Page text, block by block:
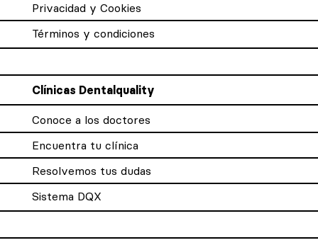
Privacidad y Cookies
Términos y condiciones
Clínicas Dentalquality
Conoce a los doctores
Encuentra tu clínica
Resolvemos tus dudas
Sistema DQX